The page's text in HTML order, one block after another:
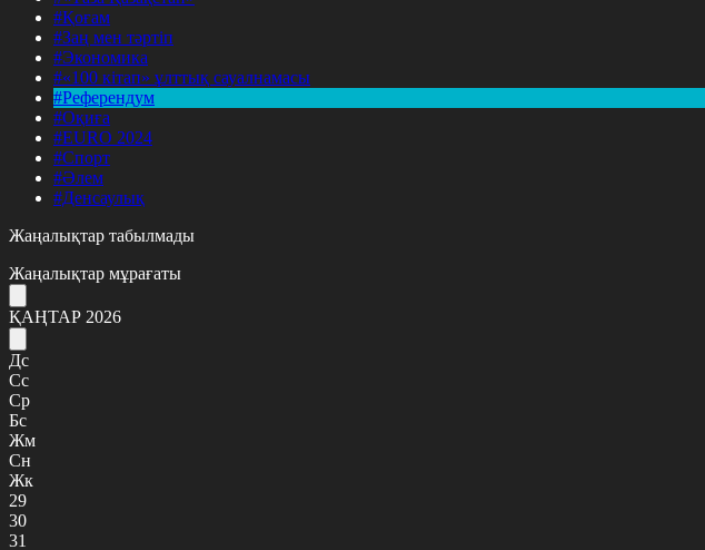
#Қоғам
#Заң мен тәртіп
#Экономика
#«100 кітап» ұлттық сауалнамасы
#Референдум
#Оқиға
#EURO 2024
#Спорт
#Әлем
#Денсаулық
Жаңалықтар табылмады
Жаңалықтар мұрағаты
ҚАҢТАР 2026
Дс
Сс
Ср
Бс
Жм
Сн
Жк
29
30
31